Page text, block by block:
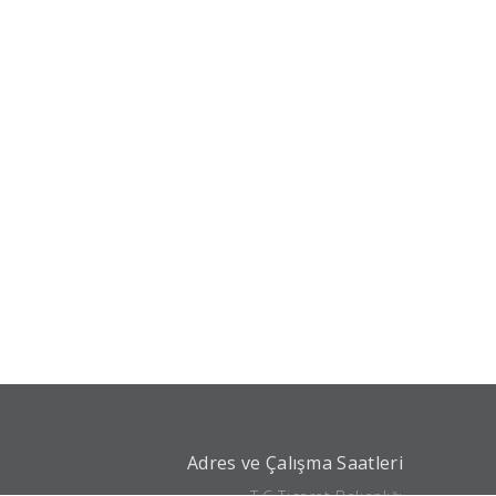
Adres ve Çalışma Saatleri